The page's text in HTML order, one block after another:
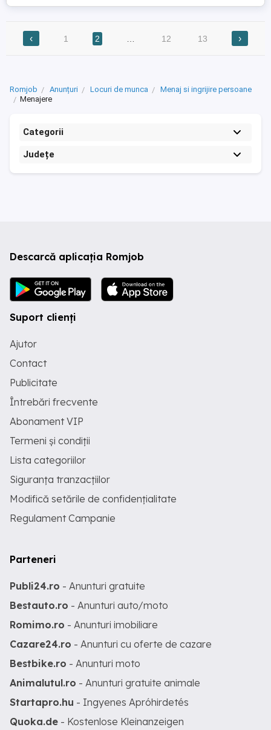
‹ 1 2 12 13 ›
Romjob Anunțuri Locuri de munca
Menaj si ingrijire persoane
Menajere
Categorii
Județe
Descarcă aplicația Romjob
Suport clienți
Ajutor
Contact
Publicitate
Întrebări frecvente
Abonament VIP
Termeni și condiții
Lista categoriilor
Siguranța tranzacțiilor
Modifică setările de confidențialitate
Regulament Campanie
Parteneri
Publi24.ro - Anunturi gratuite
Bestauto.ro - Anunturi auto/moto
Romimo.ro - Anunturi imobiliare
Cazare24.ro - Anunturi cu oferte de cazare
Bestbike.ro - Anunturi moto
Animalutul.ro - Anunturi gratuite animale
Startapro.hu - Ingyenes Apróhirdetés
Quoka.de - Kostenlose Kleinanzeigen